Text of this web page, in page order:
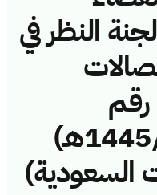
النظر في
رقم
(45114642/ق/1445هـ)
السعودية)